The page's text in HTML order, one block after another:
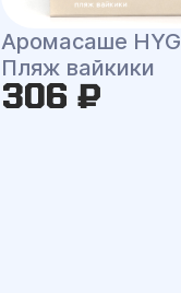
Аромасаше
Пляж вайкики
306 ₽